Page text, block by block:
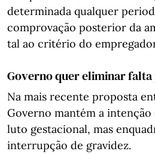
determinada qualquer
comprovação posterior da
tal ao critério do
Governo quer eliminar
Na mais recente proposta
Governo mantém a
luto gestacional, mas
interrupção de gravidez.